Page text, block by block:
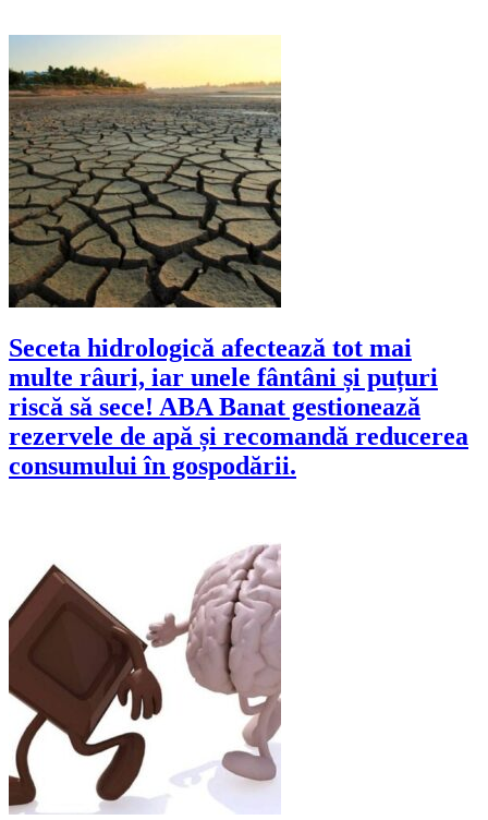
Seceta hidrologică afectează tot mai
multe râuri, iar unele fântâni și puțuri
riscă să sece! ABA Banat gestionează
rezervele de apă și recomandă reducerea
consumului în gospodării.